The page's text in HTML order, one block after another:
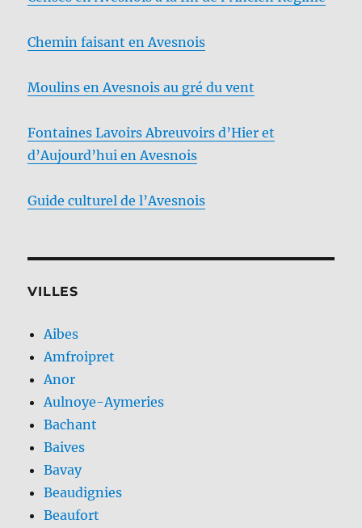
Chemin faisant en Avesnois
Moulins en Avesnois au gré du vent
Fontaines Lavoirs Abreuvoirs d’Hier et
d’Aujourd’hui en Avesnois
Guide culturel de l’Avesnois
VILLES
Aibes
Amfroipret
Anor
Aulnoye-Aymeries
Bachant
Baives
Bavay
Beaudignies
Beaufort